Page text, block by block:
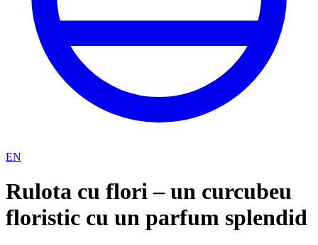
EN
Rulota cu flori – un curcubeu
floristic cu un parfum splendid